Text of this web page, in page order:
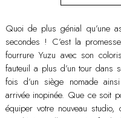
Quoi de plus génial qu’une
secondes ! C’est la
fourrure Yuzu avec son
fauteuil a plus d’un tour dans
fois d’un siège nomade
arrivée inopinée. Que ce soit
équiper votre nouveau